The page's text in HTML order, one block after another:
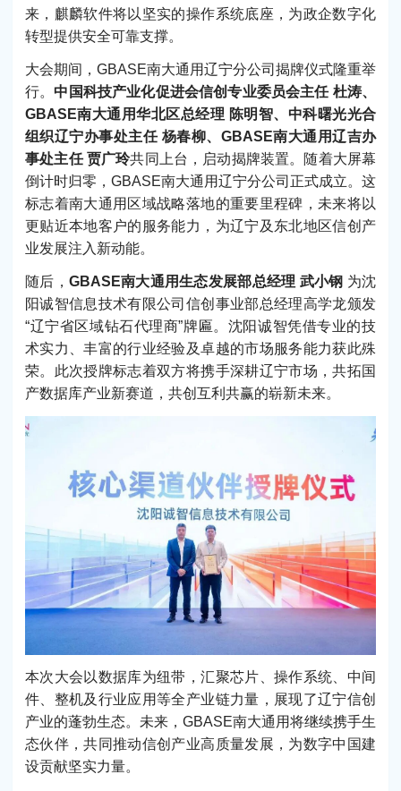
来，麒麟软件将以坚实的操作系统底座，为政企数字化
转型提供安全可靠支撑。
大会期间，GBASE南大通用辽宁分公司揭牌仪式隆重举
行。中国科技产业化促进会信创专业委员会主任 杜涛、
GBASE南大通用华北区总经理 陈明智、中科曙光光合
组织辽宁办事处主任 杨春柳、GBASE南大通用辽吉办
事处主任 贾广玲共同上台，启动揭牌装置。随着大屏幕
倒计时归零，GBASE南大通用辽宁分公司正式成立。这
标志着南大通用区域战略落地的重要里程碑，未来将以
更贴近本地客户的服务能力，为辽宁及东北地区信创产
业发展注入新动能。
随后， GBASE南大通用生态发展部总经理 武小钢 为沈
阳诚智信息技术有限公司信创事业部总经理高学龙颁发
“辽宁省区域钻石代理商”牌匾。沈阳诚智凭借专业的技
术实力、丰富的行业经验及卓越的市场服务能力获此殊
荣。此次授牌标志着双方将携手深耕辽宁市场，共拓国
产数据库产业新赛道，共创互利共赢的崭新未来。
本次大会以数据库为纽带，汇聚芯片、操作系统、中间
件、整机及行业应用等全产业链力量，展现了辽宁信创
产业的蓬勃生态。未来，GBASE南大通用将继续携手生
态伙伴，共同推动信创产业高质量发展，为数字中国建
设贡献坚实力量。